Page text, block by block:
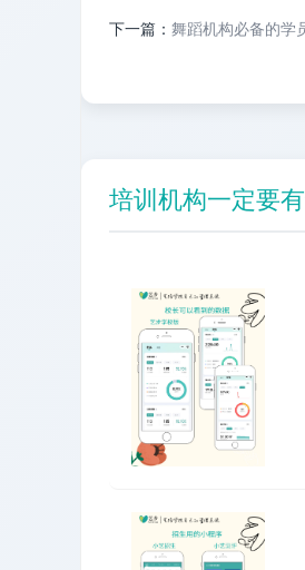
下一篇： 舞蹈机构必备的学
培训机构一定要